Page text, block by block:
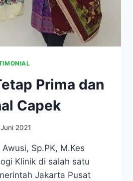
Prima dan
Capek
2021
Sp.PK, M.Kes
Klinik di salah satu
Jakarta Pusat